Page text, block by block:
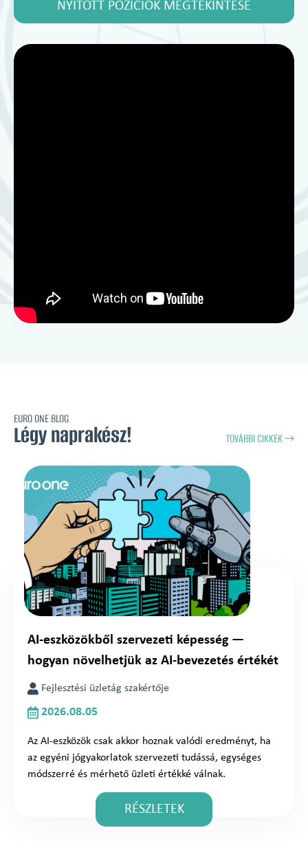
NYITOTT POZÍCIÓK MEGTEKINTÉSE
EURO ONE BLOG
Légy naprakész! TOVÁBBI CIKKEK →
AI-eszközökből szervezeti képesség —
hogyan növelhetjük az AI-bevezetés értékét
Fejlesztési üzletág szakértője
2026.08.05
Az AI-eszközök csak akkor hoznak valódi eredményt, ha
az egyéni jógyakorlatok szervezeti tudássá, egységes
módszerré és mérhető üzleti értékké válnak.
RÉSZLETEK